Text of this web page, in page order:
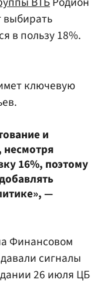
выбирать
в пользу 18%.
ключевую
и
16%, поэтому
—
Финансовом
сигналы
26 июля ЦБ